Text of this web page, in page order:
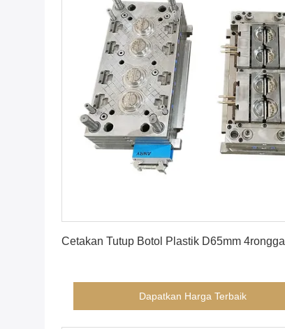
Cetakan Tutup Botol Plastik D65mm 4rongga
Dapatkan Harga Terbaik